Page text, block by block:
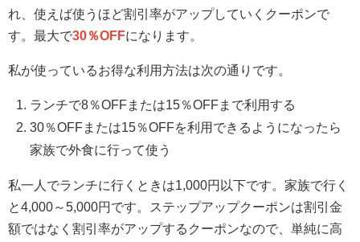
れ、使えば使うほど割引率がアップしていくクーポンで
す。最大で30％OFFになります。
私が使っているお得な利用方法は次の通りです。
ランチで8％OFFまたは15％OFFまで利用する
30％OFFまたは15％OFFを利用できるようになったら
家族で外食に行って使う
私一人でランチに行くときは1,000円以下です。家族で行く
と4,000～5,000円です。ステップアップクーポンは割引金
額ではなく割引率がアップするクーポンなので、単純に高